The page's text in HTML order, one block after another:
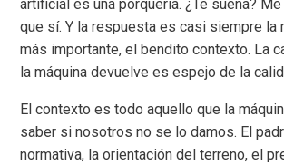
artificial es una porquería. ¿Te suena?
que sí. Y la respuesta es casi siempre la
más importante, el bendito contexto. La
la máquina devuelve es espejo de la
El contexto es todo aquello que la
saber si nosotros no se lo damos. El
normativa, la orientación del terreno, el